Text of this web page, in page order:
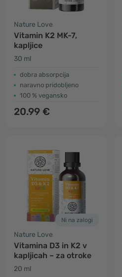
Nature Love
Vitamin K2 MK-7,
kapljice
30 ml
dobra absorpcija
naravno pridobljeno
100 % vegansko
20.99 €
Ni na zalogi
Nature Love
Vitamina D3 in K2 v
kapljicah – za otroke
20 ml